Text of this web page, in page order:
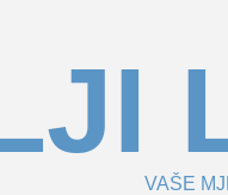
VAŠE